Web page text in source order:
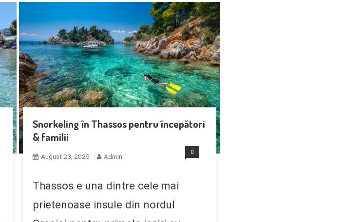
Snorkeling în Thassos pentru începători
& familii
August 23, 2025 Admin
0
Thassos e una dintre cele mai
prietenoase insule din nordul